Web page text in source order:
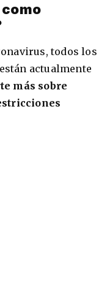
todos los
actualmente
más sobre